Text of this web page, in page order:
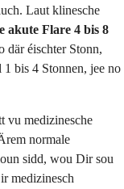
Laut klinesche
e akute Flare 4 bis 8
där éischter Stonn,
bis 4 Stonnen, jee no
vu medizinesche
normale
sidd, wou Dir sou
medizinesch